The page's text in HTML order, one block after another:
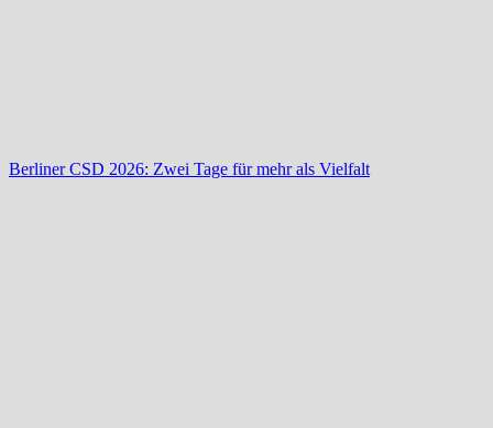
Berliner CSD 2026: Zwei Tage für mehr als Vielfalt